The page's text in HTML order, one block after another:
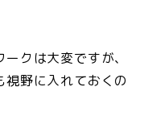
クは大変ですが、
野に入れておくの